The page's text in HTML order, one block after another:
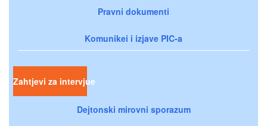
Pravni dokumenti
Komunikei i izjave PIC-a
Zahtjevi za intervjue
Dejtonski mirovni sporazum